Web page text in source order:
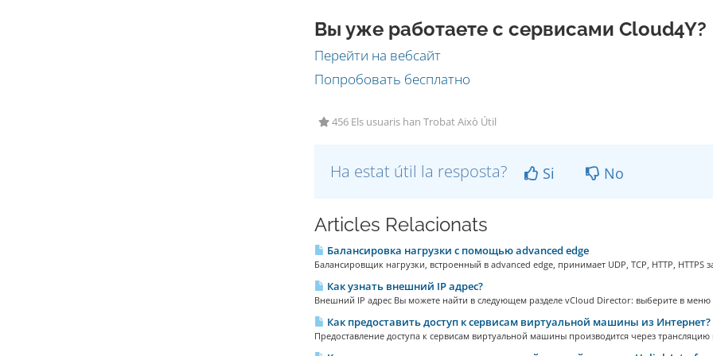
Вы уже работаете с сервисами Cloud4Y?
Перейти на вебсайт
Попробовать бесплатно
456 Els usuaris han Trobat Això Útil
Ha estat útil la resposta? Si No
Articles Relacionats
Балансировка нагрузки с помощью advanced edge
Балансировщик нагрузки, встроенный в advanced edge, принимает UDP, TCP, HTTP, HTTPS
Как узнать внешний IP адрес?
Внешний IP адрес Вы можете найти в следующем разделе vCloud Director: выберите в меню
Как предоставить доступ к сервисам виртуальной машины из Интернет?
Предоставление доступа к сервисам виртуальной машины производится через